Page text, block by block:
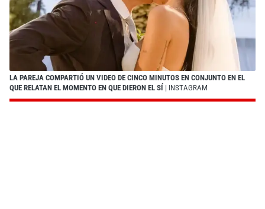
LA PAREJA COMPARTIÓ UN VIDEO DE CINCO MINUTOS EN CONJUNTO EN EL
QUE RELATAN EL MOMENTO EN QUE DIERON EL SÍ | INSTAGRAM